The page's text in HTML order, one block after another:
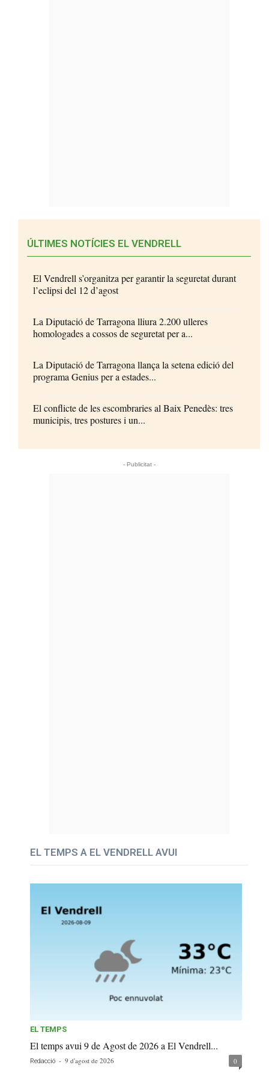
ÚLTIMES NOTÍCIES EL VENDRELL
El Vendrell s’organitza per garantir la seguretat durant
l’eclipsi del 12 d’agost
La Diputació de Tarragona lliura 2.200 ulleres
homologades a cossos de seguretat per a...
La Diputació de Tarragona llança la setena edició del
programa Genius per a estades...
El conflicte de les escombraries al Baix Penedès: tres
municipis, tres postures i un...
- Publicitat -
EL TEMPS A EL VENDRELL AVUI
EL TEMPS
El temps avui 9 de Agost de 2026 a El Vendrell...
Redacció - 9 d'agost de 2026 0